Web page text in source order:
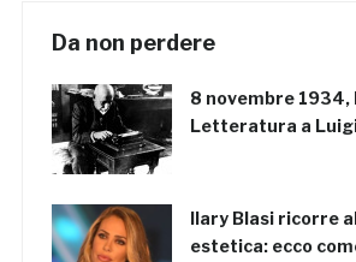
Da non perdere
8 novembre 1934,
Letteratura a
Ilary Blasi ricorre
estetica: ecco